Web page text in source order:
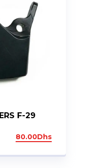
F-29
80.00Dhs